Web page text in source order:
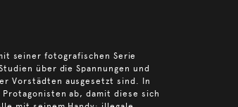
seiner fotografischen Serie
über die Spannungen und
Vorstädten ausgesetzt sind. In
ab, damit diese sich